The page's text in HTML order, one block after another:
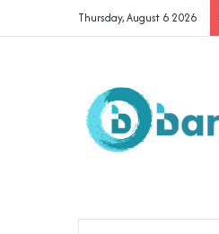
Thursday, August 6 2026